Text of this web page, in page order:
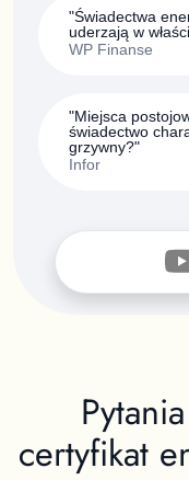
"Świadectwa
uderzają w
WP Finanse
"Miejsca
świadectwo
grzywny?"
Infor
certyfikat